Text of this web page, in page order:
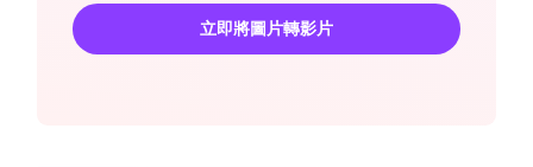
立即將圖片轉影片